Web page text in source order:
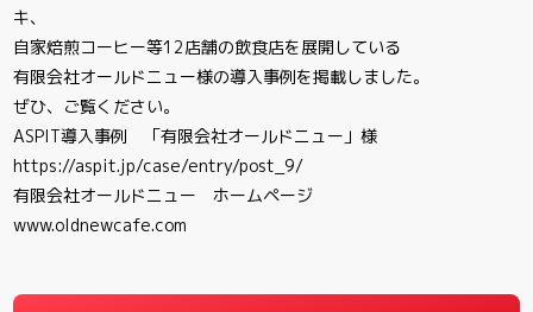
キ、
自家焙煎コーヒー等12店舗の飲食店を展開している
有限会社オールドニュー様の導入事例を掲載しました。
ぜひ、ご覧ください。
ASPIT導入事例 「有限会社オールドニュー」様
https://aspit.jp/case/entry/post_9/
有限会社オールドニュー ホームページ
www.oldnewcafe.com